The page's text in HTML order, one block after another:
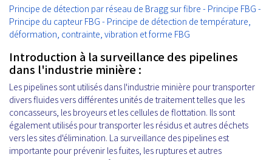
Principe de détection par réseau de Bragg sur fibre - Principe FBG -
Principe du capteur FBG - Principe de détection de température,
déformation, contrainte, vibration et forme FBG
Introduction à la surveillance des pipelines
dans l'industrie minière :
Les pipelines sont utilisés dans l'industrie minière pour transporter
divers fluides vers différentes unités de traitement telles que les
concasseurs, les broyeurs et les cellules de flottation. Ils sont
également utilisés pour transporter les résidus et autres déchets
vers les sites d'élimination. La surveillance des pipelines est
importante pour prévenir les fuites, les ruptures et autres